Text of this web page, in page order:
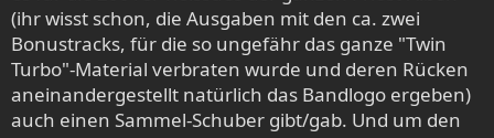
(ihr wisst schon, die Ausgaben mit den ca. zwei
Bonustracks, für die so ungefähr das ganze "Twin
Turbo"-Material verbraten wurde und deren Rücken
aneinandergestellt natürlich das Bandlogo ergeben)
auch einen Sammel-Schuber gibt/gab. Und um den